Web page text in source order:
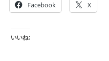
Facebook X
いいね: